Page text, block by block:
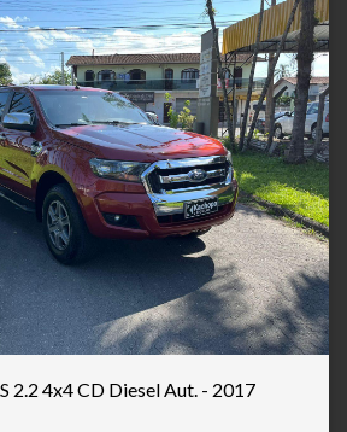
XLS 2.2 4x4 CD Diesel Aut. - 2017